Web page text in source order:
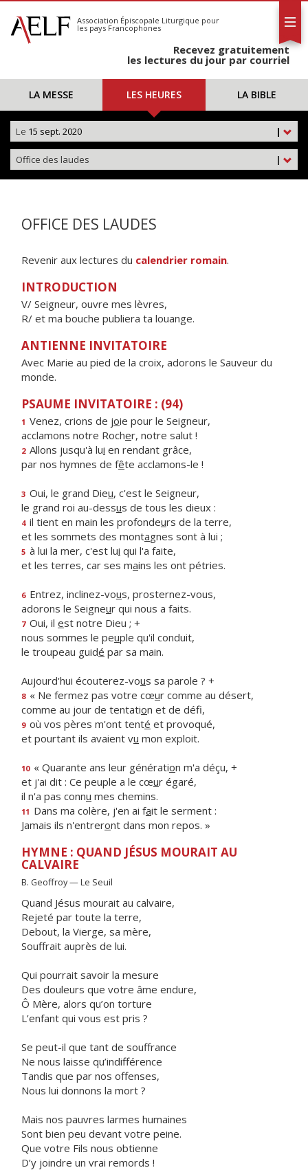
S'abonner
Calendrier
Association Épiscopale Liturgique pour
les pays Francophones
Recevez gratuitement
les lectures du jour par courriel
LA MESSE LES HEURES LA BIBLE
|
Le 15 sept. 2020
|
Office des laudes
OFFICE DES LAUDES
Revenir aux lectures du calendrier romain.
INTRODUCTION
V/ Seigneur, ouvre mes lèvres,
R/ et ma bouche publiera ta louange.
ANTIENNE INVITATOIRE
Avec Marie au pied de la croix, adorons le Sauveur du
monde.
PSAUME INVITATOIRE : (94)
1 Venez, crions de joie pour le Seigneur,
acclamons notre Rocher, notre salut !
2 Allons jusqu'à lui en rendant grâce,
par nos hymnes de fête acclamons-le !
3 Oui, le grand Dieu, c'est le Seigneur,
le grand roi au-dessus de tous les dieux :
4 il tient en main les profondeurs de la terre,
et les sommets des montagnes sont à lui ;
5 à lui la mer, c'est lui qui l'a faite,
et les terres, car ses mains les ont pétries.
6 Entrez, inclinez-vous, prosternez-vous,
adorons le Seigneur qui nous a faits.
7 Oui, il est notre Dieu ; +
nous sommes le peuple qu'il conduit,
le troupeau guidé par sa main.
Aujourd'hui écouterez-vous sa parole ? +
8 « Ne fermez pas votre cœur comme au désert,
comme au jour de tentation et de défi,
9 où vos pères m'ont tenté et provoqué,
et pourtant ils avaient vu mon exploit.
10 « Quarante ans leur génération m'a déçu, +
et j'ai dit : Ce peuple a le cœur égaré,
il n'a pas connu mes chemins.
11 Dans ma colère, j'en ai fait le serment :
Jamais ils n'entreront dans mon repos. »
HYMNE : QUAND JÉSUS MOURAIT AU
CALVAIRE
B. Geoffroy — Le Seuil
Quand Jésus mourait au calvaire,
Rejeté par toute la terre,
Debout, la Vierge, sa mère,
Souffrait auprès de lui.
Qui pourrait savoir la mesure
Des douleurs que votre âme endure,
Ô Mère, alors qu’on torture
L’enfant qui vous est pris ?
Se peut-il que tant de souffrance
Ne nous laisse qu’indifférence
Tandis que par nos offenses,
Nous lui donnons la mort ?
Mais nos pauvres larmes humaines
Sont bien peu devant votre peine.
Que votre Fils nous obtienne
D’y joindre un vrai remords !